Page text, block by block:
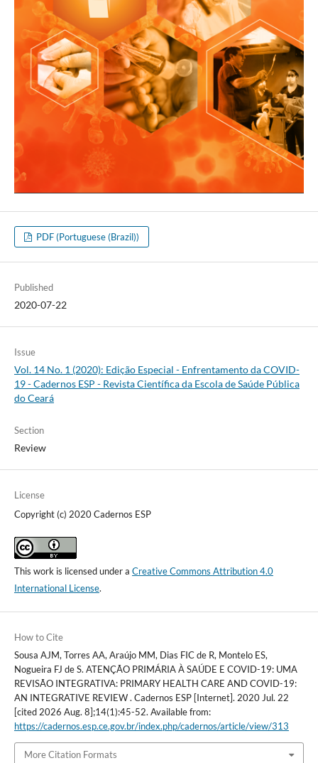
PDF (Portuguese (Brazil))
Published
2020-07-22
Issue
Vol. 14 No. 1 (2020): Edição Especial - Enfrentamento da COVID-
19 - Cadernos ESP - Revista Cientí­fica da Escola de Saúde Pública
do Ceará
Section
Review
License
Copyright (c) 2020 Cadernos ESP
This work is licensed under a Creative Commons Attribution 4.0
International License.
How to Cite
Sousa AJM, Torres AA, Araújo MM, Dias FIC de R, Montelo ES,
Nogueira FJ de S. ATENÇÃO PRIMÁRIA À SAÚDE E COVID-19: UMA
REVISÃO INTEGRATIVA: PRIMARY HEALTH CARE AND COVID-19:
AN INTEGRATIVE REVIEW . Cadernos ESP [Internet]. 2020 Jul. 22
[cited 2026 Aug. 8];14(1):45-52. Available from:
https://cadernos.esp.ce.gov.br/index.php/cadernos/article/view/313
More Citation Formats